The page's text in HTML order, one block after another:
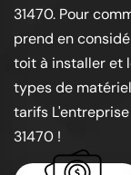
31470. Pour
prend en
toit à installer et
types de
tarifs
31470 !